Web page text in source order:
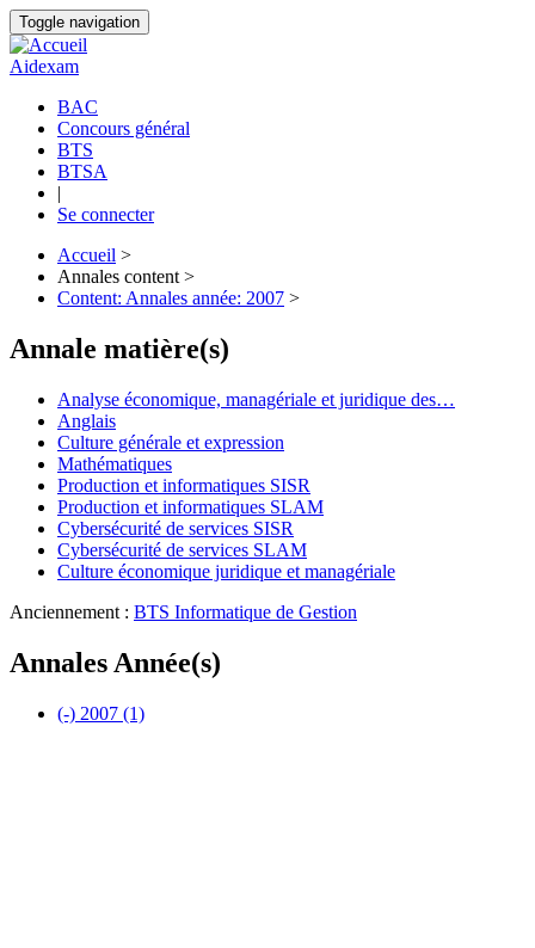
Aller
au
contenu
Toggle navigation
Aidexam
Navigation
principale
BAC
Concours général
BTS
BTSA
|
Se connecter
Fil
d'Ariane
Accueil >
Annales content >
Content: Annales année: 2007 >
Annale matière(s)
Analyse économique, managériale et juridique des…
Anglais
Culture générale et expression
Mathématiques
Production et informatiques SISR
Production et informatiques SLAM
Cybersécurité de services SISR
Cybersécurité de services SLAM
Culture économique juridique et managériale
Anciennement : BTS Informatique de Gestion
Annales Année(s)
(-) 2007 (1)